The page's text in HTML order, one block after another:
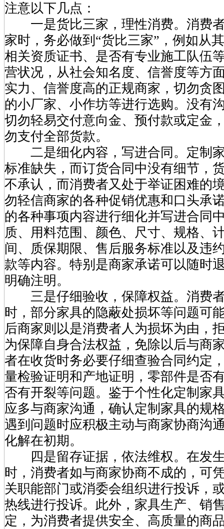
注意以下几点：
一是货比三家，理性消费。消费
家时，务必做到“货比三家”，例如从
相关资质证书、是否有专业施工队伍
营状况，从社会知名度、信誉度等方
实力、信誉度高的正规商家，切勿贪
的小厂家、小作坊等进行选购。没有
切勿轻易交付意向金、预付款或定金
勿支付全部货款。
二是细化内容，写进合同。定制
标准缺失，而订货合同中没有细节，
不承认，而消费者又处于举证困难的
勿轻信商家的各种促销优惠和口头承
的各种事项内容进行细化并写进合同
质、用料范围、颜色、尺寸、规格、
间、质保期限、售后服务标准以及违
款等内容。特别是商家承诺可以随时
明确注明。
三是仔细验收，保障权益。消费
时，部分家具的隐蔽处损坏等问题可
后商家则以是消费者人为损坏为由，
为保障自身合法权益，免除以后与商
者在收货时务必要仔细查验合同约定
量检验证明和产地证明，零部件是否
否有开裂等问题。鉴于个性化定制家
应多与商家沟通，确认定制家具的规
遇到问题时应积极主动与商家协商沟
化解在初期。
四是留存证据，依法维权。在发
时，消费者如与商家协商不成的，可
关职能部门或消委会组织进行投诉，
热线进行投诉。此外，家具生产、销
定，为消费者提供安全、高质量的商